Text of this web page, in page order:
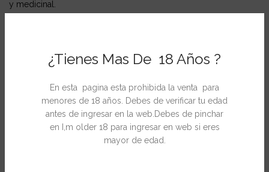
¿Tienes Mas De 18 Años ?
En esta pagina esta prohibida la venta para
menores de 18 años. Debes de verificar tu edad
antes de ingresar en la web.Debes de pinchar
en I,m older 18 para ingresar en web si eres
mayor de edad.
y medicinal.
jardines discretos.
planta rápida para los más impacientes.
COSECHA EN 57 DÍAS